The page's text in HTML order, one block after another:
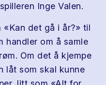
Inge Valen.
«Kan det gå i år?» til
handler om å samle
Om det å kjempe
låt som skal kunne